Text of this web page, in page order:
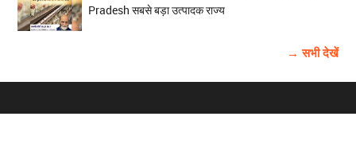
Pradesh सबसे बड़ा उत्पादक राज्य
→ सभी देखें